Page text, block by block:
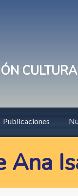
Publicaciones
Ana